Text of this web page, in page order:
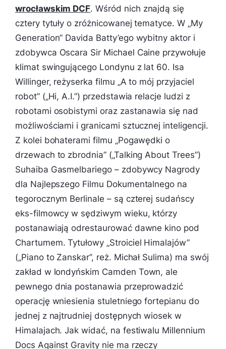
wrocławskim DCF. Wśród nich znajdą się
cztery tytuły o zróżnicowanej tematyce. W „My
Generation” Davida Batty’ego wybitny aktor i
zdobywca Oscara Sir Michael Caine przywołuje
klimat swingującego Londynu z lat 60. Isa
Willinger, reżyserka filmu „A to mój przyjaciel
robot” („Hi, A.I.”) przedstawia relacje ludzi z
robotami osobistymi oraz zastanawia się nad
możliwościami i granicami sztucznej inteligencji.
Z kolei bohaterami filmu „Pogawędki o
drzewach to zbrodnia” („Talking About Trees”)
Suhaiba Gasmelbariego – zdobywcy Nagrody
dla Najlepszego Filmu Dokumentalnego na
tegorocznym Berlinale – są czterej sudańscy
eks-filmowcy w sędziwym wieku, którzy
postanawiają odrestaurować dawne kino pod
Chartumem. Tytułowy „Stroiciel Himalajów”
(„Piano to Zanskar”, reż. Michał Sulima) ma swój
zakład w londyńskim Camden Town, ale
pewnego dnia postanawia przeprowadzić
operację wniesienia stuletniego fortepianu do
jednej z najtrudniej dostępnych wiosek w
Himalajach. Jak widać, na festiwalu Millennium
Docs Against Gravity nie ma rzeczy